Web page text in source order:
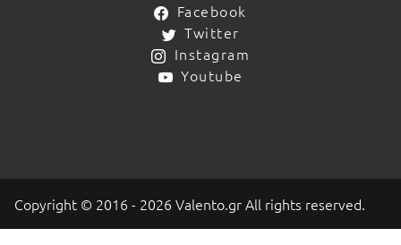
Facebook
Twitter
Instagram
Youtube
Copyright © 2016 - 2026 Valento.gr All rights reserved.